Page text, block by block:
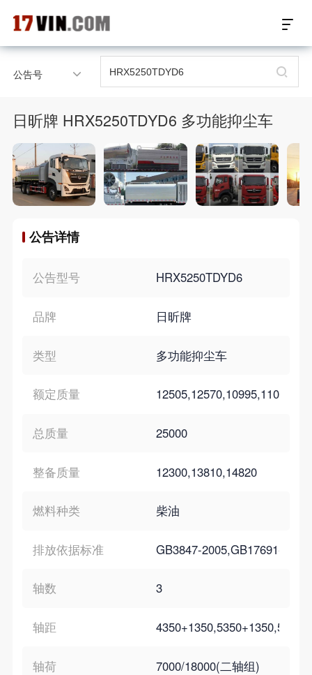
17VIN车架号查询首页
汽配产品车型适配
汽配产品电子目录
微信群智能客服
个性化私人定制
公告号
日昕牌 HRX5250TDYD6 多功能抑尘车
公告详情
公告型号 HRX5250TDYD6
品牌 日昕牌
类型 多功能抑尘车
额定质量
总质量 25000
整备质量 12300,13810,14820
燃料种类 柴油
排放依据标准 GB3847-2005,GB17691-
轴数 3
轴距
轴荷 7000/18000(二轴组)